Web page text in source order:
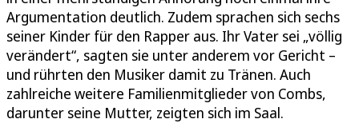
Argumentation deutlich. Zudem sprachen sich sechs
seiner Kinder für den Rapper aus. Ihr Vater sei „völlig
verändert“, sagten sie unter anderem vor Gericht –
und rührten den Musiker damit zu Tränen. Auch
zahlreiche weitere Familienmitglieder von Combs,
darunter seine Mutter, zeigten sich im Saal.